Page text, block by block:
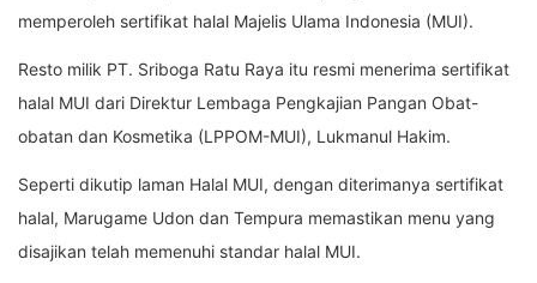
memperoleh sertifikat halal Majelis Ulama Indonesia (MUI).
Resto milik PT. Sriboga Ratu Raya itu resmi menerima sertifikat
halal MUI dari Direktur Lembaga Pengkajian Pangan Obat-
obatan dan Kosmetika (LPPOM-MUI), Lukmanul Hakim.
Seperti dikutip laman Halal MUI, dengan diterimanya sertifikat
halal, Marugame Udon dan Tempura memastikan menu yang
disajikan telah memenuhi standar halal MUI.